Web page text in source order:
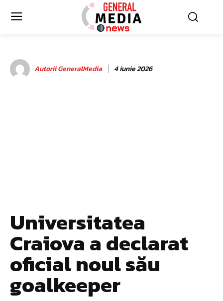
Autorii GeneralMedia 4 iunie 2026
Universitatea
Craiova a declarat
oficial noul său
goalkeeper